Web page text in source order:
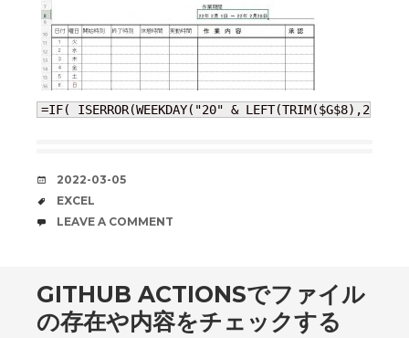
=IF( ISERROR(WEEKDAY("20" &
DATE
2022-03-05
TAGS
EXCEL
COMMENTS
LEAVE A COMMENT
GITHUB ACTIONSでファイル
の存在や内容をチェックする